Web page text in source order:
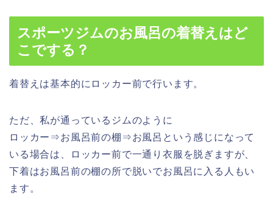
スポーツジムのお風呂の着替えはど
こでする？
着替えは基本的にロッカー前で行います。
ただ、私が通っているジムのように
ロッカー⇒お風呂前の棚⇒お風呂という感じになって
いる場合は、
ロッカー前で一通り衣服を脱ぎますが、
下着はお風呂前の棚の所で脱いでお風呂に入る人もい
ます。